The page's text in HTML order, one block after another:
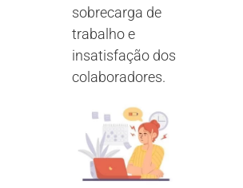
sobrecarga de
trabalho e
insatisfação dos
colaboradores.